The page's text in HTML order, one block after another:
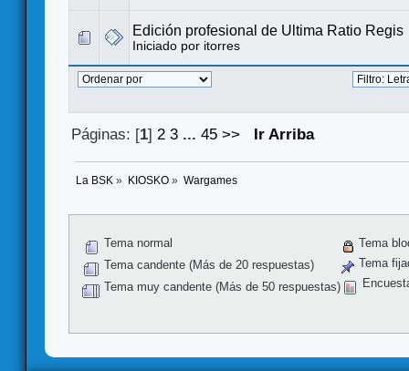
Edición profesional de Ultima Ratio Regis
Iniciado por itorres
Páginas: [1] 2 3 ...45 >> Ir Arriba
La BSK » KIOSKO» Wargames
Tema normal
Tema candente (Más de 20 respuestas)
Tema muy candente (Más de 50 respuestas)
Tema
Tema